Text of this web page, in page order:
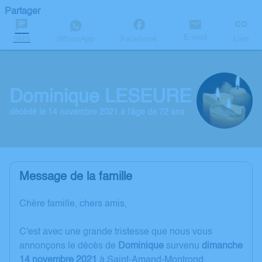
Partager
SMS WhatsApp Facebook E-mail Lien
Dominique LESEURE
décédé le 14 novembre 2021 à l'âge de 72 ans
Message de la famille
C hère famille, chers amis,
C'est avec une grande tristesse que nous vous
annonçons le décès de Dominique survenu dimanche